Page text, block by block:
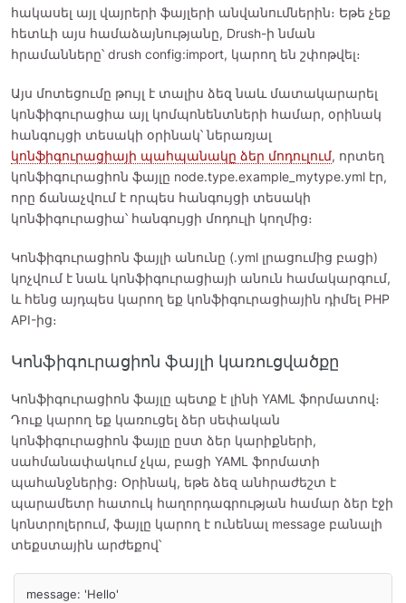
հակասել այլ վայրերի ֆայլերի անվանումներին։ Եթե չեք
հետևի այս համաձայնությանը, Drush-ի նման
հրամանները՝ drush config:import, կարող են շփոթվել։
Այս մոտեցումը թույլ է տալիս ձեզ նաև մատակարարել
կոնֆիգուրացիա այլ կոմպոնենտների համար, օրինակ
հանգույցի տեսակի օրինակ՝ ներառյալ
կոնֆիգուրացիայի պահպանակը ձեր մոդուլում, որտեղ
կոնֆիգուրացիոն ֆայլը node.type.example_mytype.yml էր,
որը ճանաչվում է որպես հանգույցի տեսակի
կոնֆիգուրացիա՝ հանգույցի մոդուլի կողմից։
Կոնֆիգուրացիոն ֆայլի անունը (.yml լրացումից բացի)
կոչվում է նաև կոնֆիգուրացիայի անուն համակարգում,
և հենց այդպես կարող եք կոնֆիգուրացիային դիմել PHP
API-ից։
Կոնֆիգուրացիոն ֆայլի կառուցվածքը
Կոնֆիգուրացիոն ֆայլը պետք է լինի YAML ֆորմատով։
Դուք կարող եք կառուցել ձեր սեփական
կոնֆիգուրացիոն ֆայլը ըստ ձեր կարիքների,
սահմանափակում չկա, բացի YAML ֆորմատի
պահանջներից։ Օրինակ, եթե ձեզ անհրաժեշտ է
պարամետր հատուկ հաղորդագրության համար ձեր էջի
կոնտրոլերում, ֆայլը կարող է ունենալ message բանալի
տեքստային արժեքով՝
message: 'Hello'